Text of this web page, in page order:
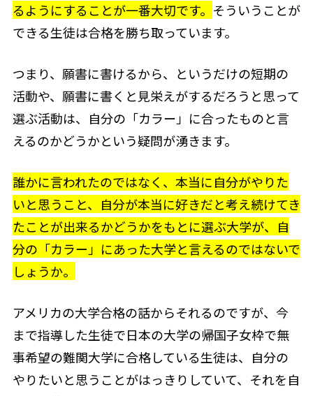
るようにすることが一番大切です。 そういうことが
できる生徒は合格を勝ち取っています。
つまり、願書に書けるから、というだけの短期の
活動や、願書に書くと見栄えがするだろうと思って
選ぶ活動は、自分の「カラー」に合ったものと言
えるのかどうかという疑問が湧きます。
誰かに言われたのではなく、本当に自分がやりた
いと思うこと、自分が本当に好きだと考え続けてき
たことが出来るかどうかをもとに選ぶ大学が、自
分の「カラー」にあった大学と言えるのではないで
しょうか。
アメリカの大学合格の話からそれるのですが、今
まで指導した生徒で日本の大学の帰国子女枠で無
事希望の難関大学に合格している生徒は、自分の
やりたいと思うことがはっきりしていて、それを自